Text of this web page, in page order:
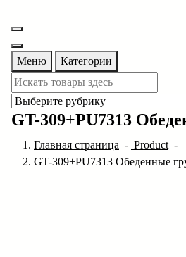
содержимому
Меню
Категории
GT-309+PU7313
Главная страница - Product -
GT-309+PU7313 Обеденные